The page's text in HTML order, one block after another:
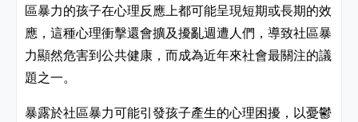
區暴力的孩子在心理反應上都可能呈現短期或長期的效
應，這種心理衝擊還會擴及擾亂週遭人們，導致社區暴
力顯然危害到公共健康，而成為近年來社會最關注的議
題之一。
暴露於社區暴力可能引發孩子產生的心理困擾，以憂鬱